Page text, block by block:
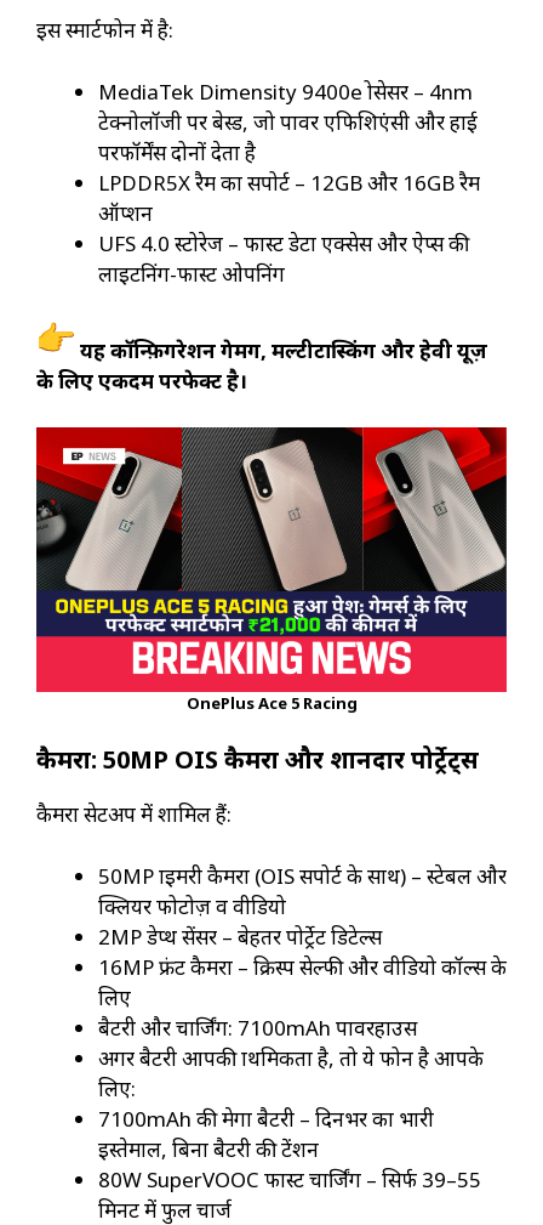
इस स्मार्टफोन में है:
MediaTek Dimensity 9400e प्रोसेसर – 4nm
टेक्नोलॉजी पर बेस्ड, जो पावर एफिशिएंसी और हाई
परफॉर्मेंस दोनों देता है
LPDDR5X रैम का सपोर्ट – 12GB और 16GB रैम
ऑप्शन
UFS 4.0 स्टोरेज – फास्ट डेटा एक्सेस और ऐप्स की
लाइटनिंग-फास्ट ओपनिंग
यह कॉन्फ़िगरेशन गेमिंग, मल्टीटास्किंग और हेवी यूज़
के लिए एकदम परफेक्ट है।
OnePlus Ace 5 Racing
कैमरा: 50MP OIS कैमरा और शानदार पोर्ट्रेट्स
कैमरा सेटअप में शामिल हैं:
50MP प्राइमरी कैमरा (OIS सपोर्ट के साथ) – स्टेबल और
क्लियर फोटोज़ व वीडियो
2MP डेप्थ सेंसर – बेहतर पोर्ट्रेट डिटेल्स
16MP फ्रंट कैमरा – क्रिस्प सेल्फी और वीडियो कॉल्स के
लिए
बैटरी और चार्जिंग: 7100mAh पावरहाउस
अगर बैटरी आपकी प्राथमिकता है, तो ये फोन है आपके
लिए:
7100mAh की मेगा बैटरी – दिनभर का भारी
इस्तेमाल, बिना बैटरी की टेंशन
80W SuperVOOC फास्ट चार्जिंग – सिर्फ 39–55
मिनट में फुल चार्ज